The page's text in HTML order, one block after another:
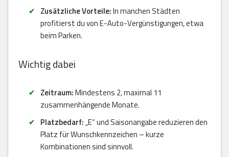
Zusätzliche Vorteile:In manchen Städten
profitierst du von E-Auto-Vergünstigungen, etwa
beim Parken.
Wichtig dabei
Zeitraum:Mindestens 2, maximal 11
zusammenhängende Monate.
Platzbedarf:„E“ und Saisonangabe reduzieren den
Platz für Wunschkennzeichen – kurze
Kombinationen sind sinnvoll.